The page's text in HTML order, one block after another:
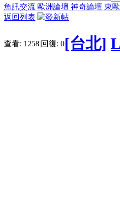
魚訊交流 歐洲論壇 神奇論壇 東歐
返回列表
查看: 1258|回復: 0[台北]